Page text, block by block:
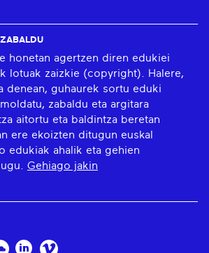
honetan agertzen diren edukiei
lotuak zaizkie (copyright). Halere,
denean, guhaurek sortu eduki
zabaldu eta argitara
aitortu eta baldintza beretan
ere ekoizten ditugun euskal
edukiak ahalik eta gehien
Gehiago jakin